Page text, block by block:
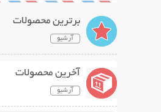
برترین محصولات
آرشیو
آخرین محصولات
آرشیو